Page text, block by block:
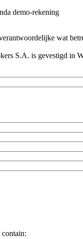
demo-rekening
wat
S.A. is gevestigd in
contain: